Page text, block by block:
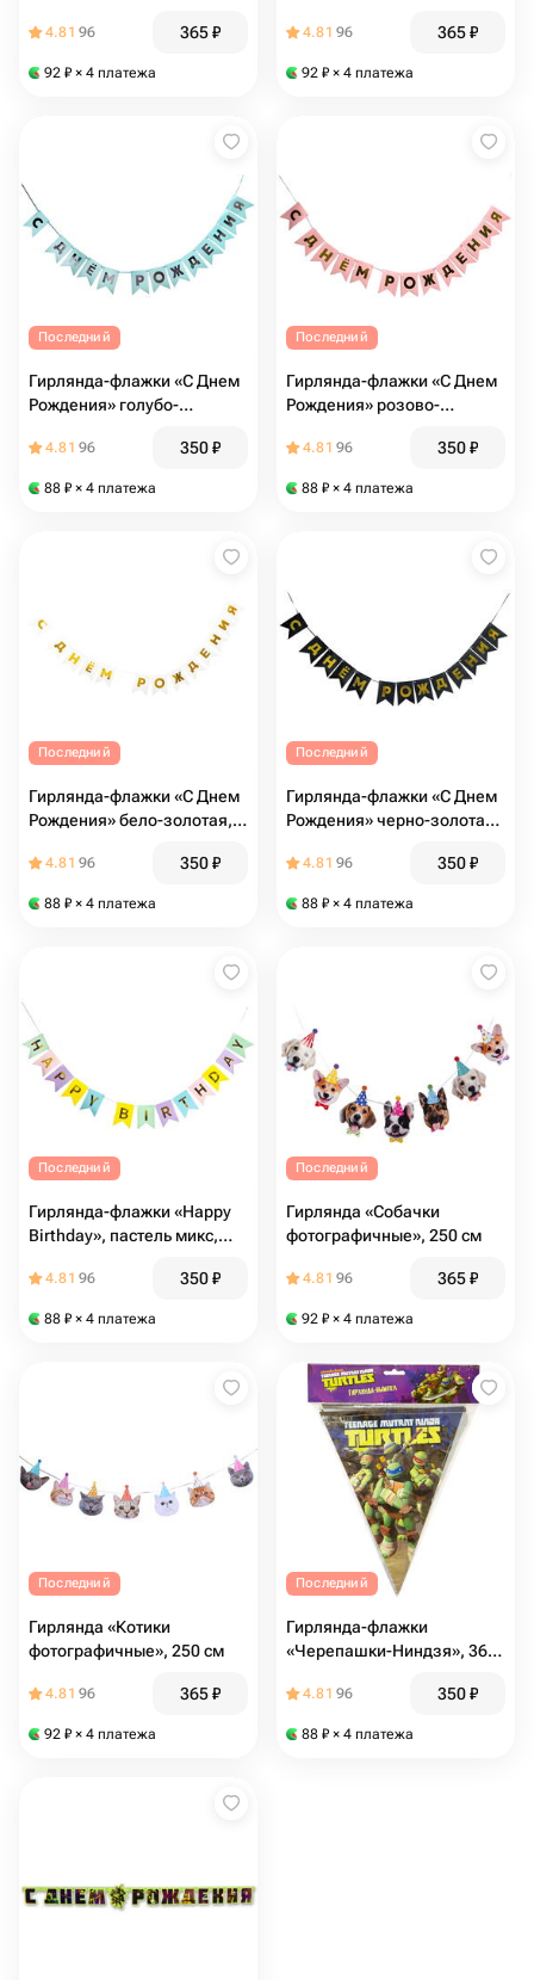
4.81 96 365₽
92 ₽ × 4 платежа
4.81 96 365₽
92 ₽ × 4 платежа
Последний
Гирлянда-флажки «С Днем
Рождения» голубо-
4.81 96 350₽
88 ₽ × 4 платежа
Последний
Гирлянда-флажки «С Днем
Рождения» розово-
4.81 96 350₽
88 ₽ × 4 платежа
Последний
Гирлянда-флажки «С Днем
Рождения» бело-золотая,
4.81 96 350₽
88 ₽ × 4 платежа
Последний
Гирлянда-флажки «С Днем
Рождения» черно-золотая,
4.81 96 350₽
88 ₽ × 4 платежа
Последний
Гирлянда-флажки «Happy
Birthday», пастель микс,
4.81 96 350₽
88 ₽ × 4 платежа
Последний
Гирлянда «Собачки
фотографичные», 250 см
4.81 96 365₽
92 ₽ × 4 платежа
Последний
Гирлянда «Котики
фотографичные», 250 см
4.81 96 365₽
92 ₽ × 4 платежа
Последний
Гирлянда-флажки
«Черепашки-Ниндзя», 360
4.81 96 350₽
88 ₽ × 4 платежа